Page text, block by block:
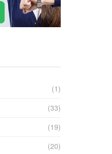
(1)
(33)
(19)
(20)